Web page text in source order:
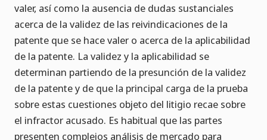
valer, así como la ausencia de dudas sustanciales
acerca de la validez de las reivindicaciones de la
patente que se hace valer o acerca de la aplicabilidad
de la patente. La validez y la aplicabilidad se
determinan partiendo de la presunción de la validez
de la patente y de que la principal carga de la prueba
sobre estas cuestiones objeto del litigio recae sobre
el infractor acusado. Es habitual que las partes
presenten complejos análisis de mercado para